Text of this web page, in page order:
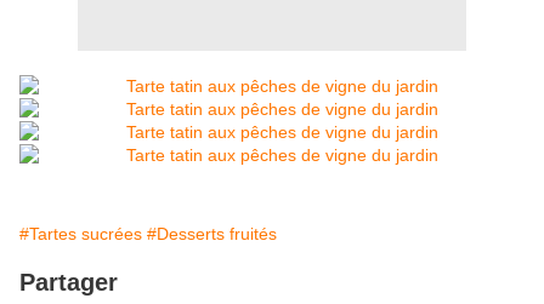
#Tartes sucrées #Desserts fruités
Partager